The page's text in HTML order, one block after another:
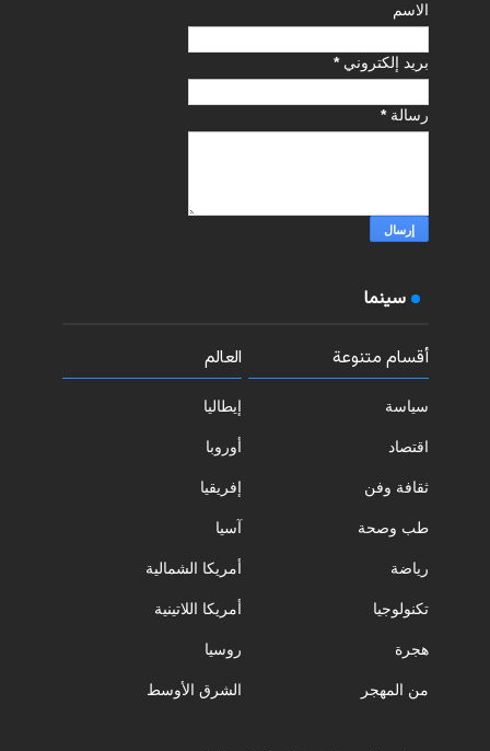
الاسم
بريد إلكتروني*
رسالة*
سينما
أقسام متنوعة
سياسة
اقتصاد
ثقافة وفن
طب وصحة
رياضة
تكنولوجيا
هجرة
من المهجر
العالم
إيطاليا
أوروبا
إفريقيا
آسيا
أمريكا الشمالية
أمريكا اللاتينية
روسيا
الشرق الأوسط